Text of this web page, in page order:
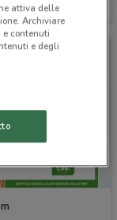
attiva delle
Archiviare
e contenuti
e degli